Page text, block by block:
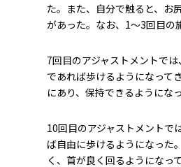
た。また、自分で触ると、お
があった。なお、1〜3回目の
7回目のアジャストメントで
であれば歩けるようになって
にあり、保持できるようにな
10回目のアジャストメントで
ば自由に歩けるようになった
く、首が良く回るようになっ